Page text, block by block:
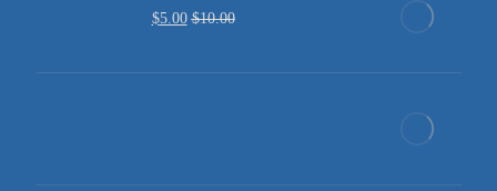
$10.00
$5.00